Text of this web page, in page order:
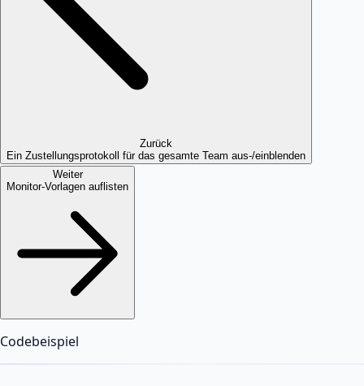
Zurück
Ein Zustellungsprotokoll für das gesamte Team aus-/einblenden
Weiter
Monitor-Vorlagen auflisten
Codebeispiel